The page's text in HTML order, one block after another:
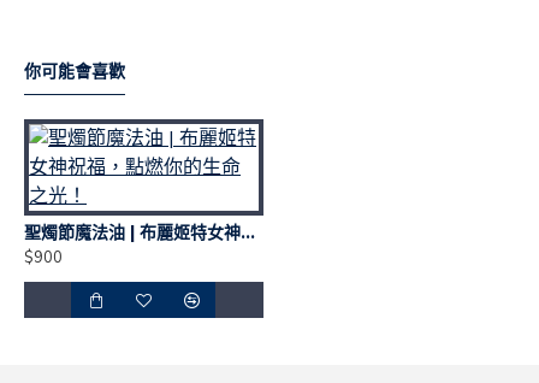
你可能會喜歡
聖燭節魔法油 | 布麗姬特女神祝福，點燃你的生命之光！
$900